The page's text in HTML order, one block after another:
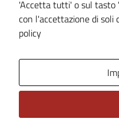
Dichiarazione di accessibilità
Piano di miglioramento del
'Accetta tutti' o sul tasto
con l'accettazione di soli
policy